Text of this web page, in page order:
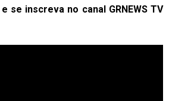
se inscreva no canal GRNEWS TV